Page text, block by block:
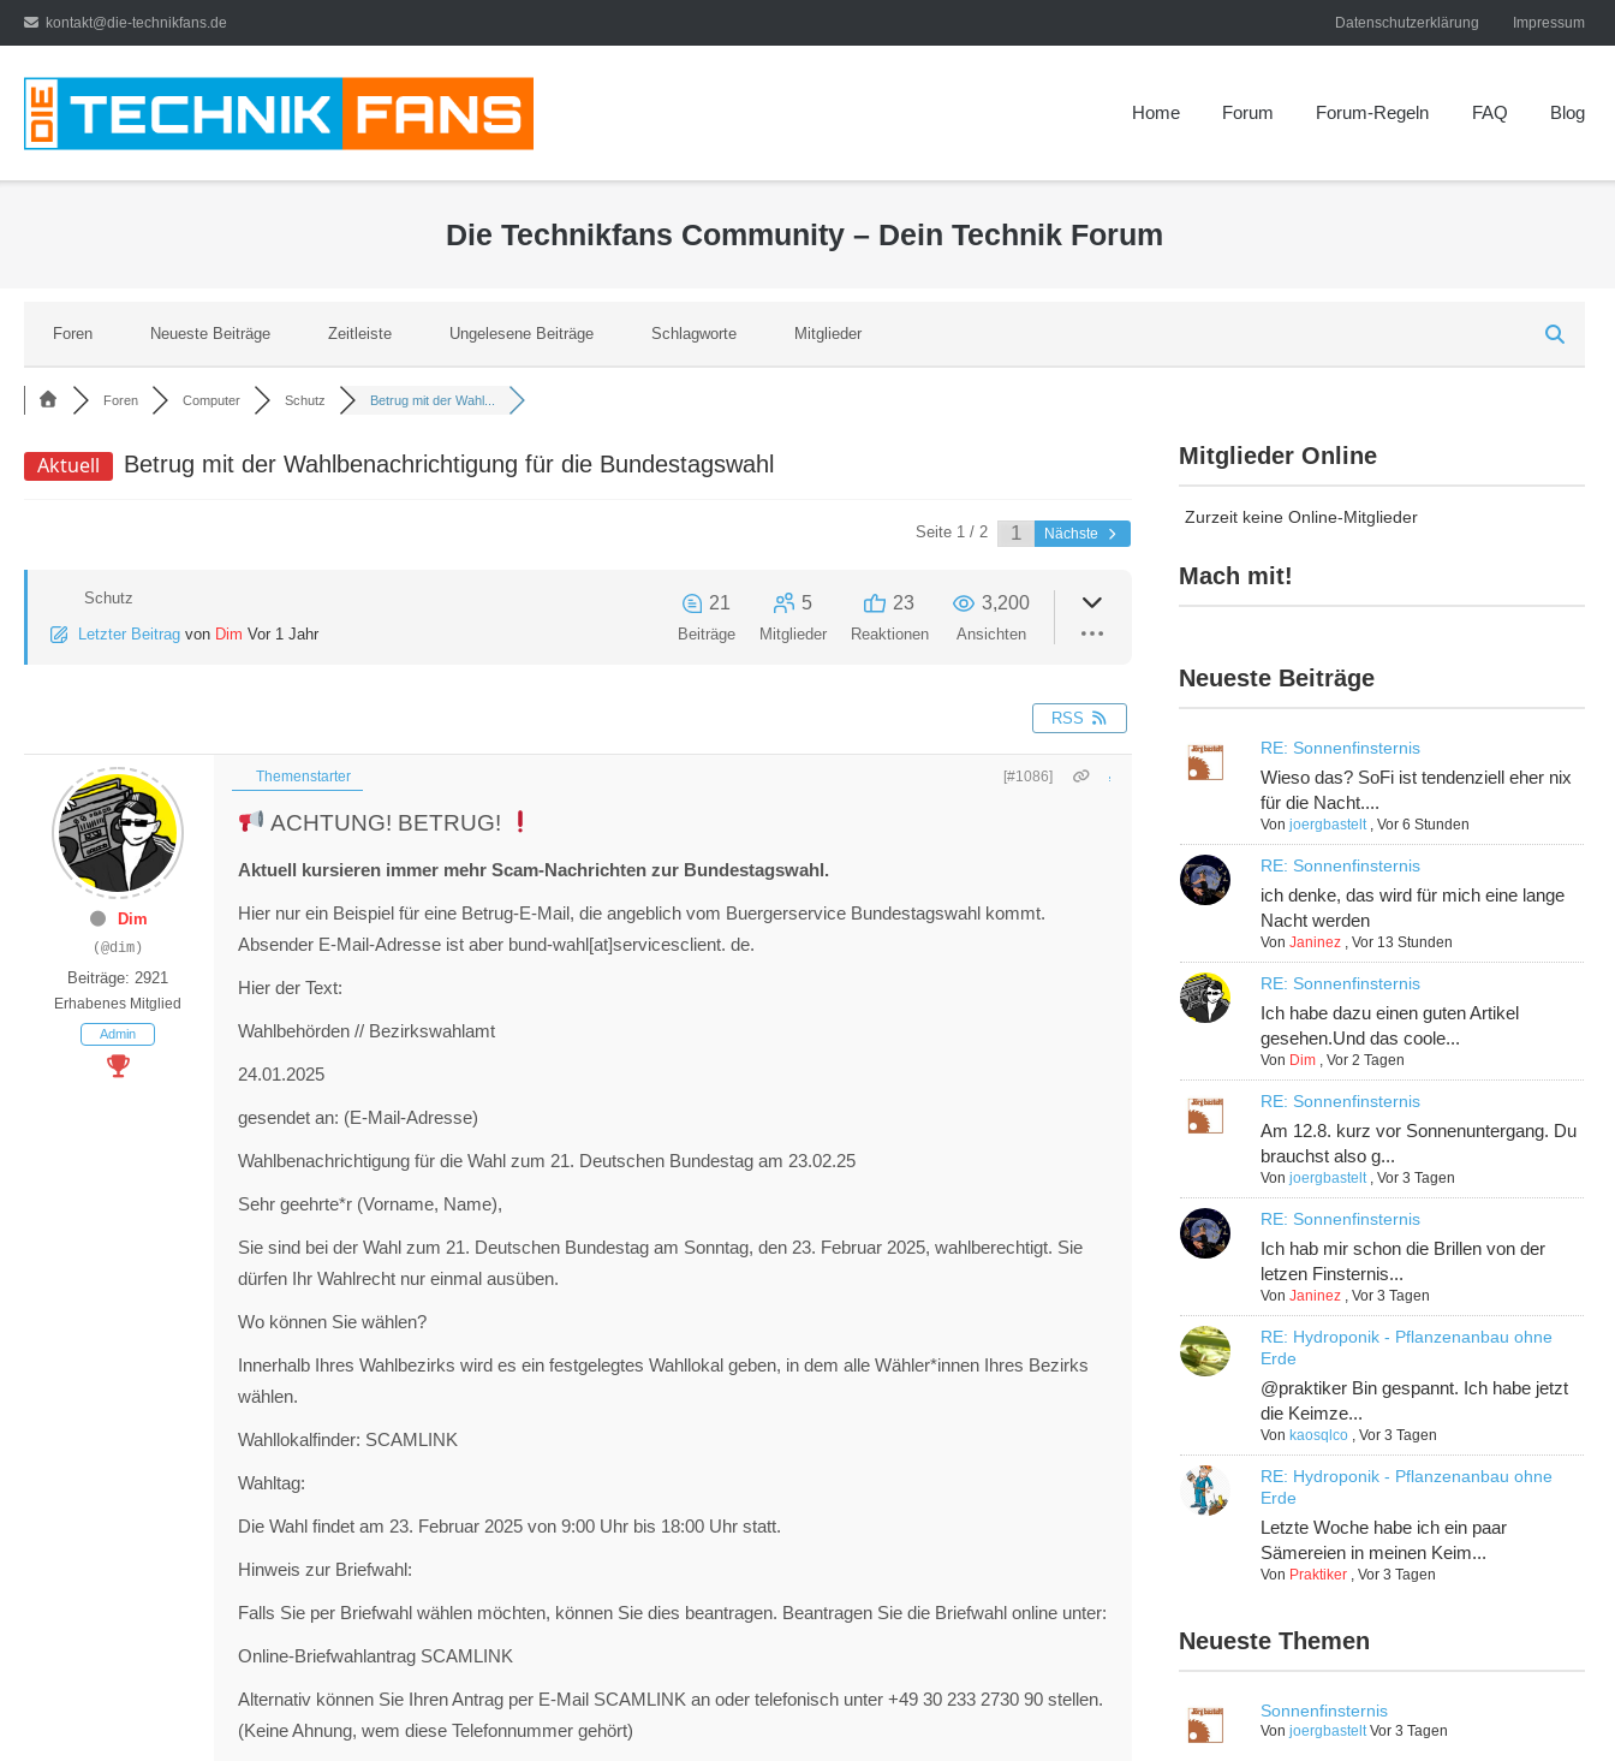
Direkt
zum
Inhalt
kontakt@die-technikfans.de Datenschutzerklärung Impressum
Home Forum Forum-Regeln FAQ Blog
Die Technikfans Community – Dein Technik Forum
Foren Neueste Beiträge Zeitleiste Ungelesene Beiträge Schlagworte Mitglieder
Foren Computer Schutz Betrug mit der Wahl...
Aktuell Betrug mit der Wahlbenachrichtigung für die Bundestagswahl
Seite 1 / 2 Nächste
Schutz
Letzter Beitrag von Dim Vor 1 Jahr
21
Beiträge
5
Mitglieder
23
Reaktionen
3,200
Ansichten
RSS
Dim
(@dim)
Beiträge: 2921
Erhabenes Mitglied
Admin
Themenstarter [#1086]
ACHTUNG! BETRUG!
Aktuell kursieren immer mehr Scam-Nachrichten zur Bundestagswahl.
Hier nur ein Beispiel für eine Betrug-E-Mail, die angeblich vom Buergerservice Bundestagswahl kommt.
Absender E-Mail-Adresse ist aber bund-wahl[at]servicesclient. de.
Hier der Text:
Wahlbehörden // Bezirkswahlamt
24.01.2025
gesendet an: (E-Mail-Adresse)
Wahlbenachrichtigung für die Wahl zum 21. Deutschen Bundestag am 23.02.25
Sehr geehrte*r (Vorname, Name),
Sie sind bei der Wahl zum 21. Deutschen Bundestag am Sonntag, den 23. Februar 2025, wahlberechtigt. Sie
dürfen Ihr Wahlrecht nur einmal ausüben.
Wo können Sie wählen?
Innerhalb Ihres Wahlbezirks wird es ein festgelegtes Wahllokal geben, in dem alle Wähler*innen Ihres Bezirks
wählen.
Wahllokalfinder: SCAMLINK
Wahltag:
Die Wahl findet am 23. Februar 2025 von 9:00 Uhr bis 18:00 Uhr statt.
Hinweis zur Briefwahl:
Falls Sie per Briefwahl wählen möchten, können Sie dies beantragen. Beantragen Sie die Briefwahl online unter:
Online-Briefwahlantrag SCAMLINK
Alternativ können Sie Ihren Antrag per E-Mail SCAMLINK an oder telefonisch unter +49 30 233 2730 90 stellen.
(Keine Ahnung, wem diese Telefonnummer gehört)
Mitglieder Online
Zurzeit keine Online-Mitglieder
Mach mit!
Neueste Beiträge
RE: Sonnenfinsternis
Wieso das? SoFi ist tendenziell eher nix
für die Nacht....
Vonjoergbastelt ,Vor 6 Stunden
RE: Sonnenfinsternis
ich denke, das wird für mich eine lange
Nacht werden
VonJaninez ,Vor 13 Stunden
RE: Sonnenfinsternis
Ich habe dazu einen guten Artikel
gesehen.Und das coole...
Von Dim ,Vor 2 Tagen
RE: Sonnenfinsternis
Am 12.8. kurz vor Sonnenuntergang. Du
brauchst also g...
Vonjoergbastelt ,Vor 3 Tagen
RE: Sonnenfinsternis
Ich hab mir schon die Brillen von der
letzen Finsternis...
VonJaninez ,Vor 3 Tagen
RE: Hydroponik - Pflanzenanbau ohne
Erde
@praktiker Bin gespannt. Ich habe jetzt
die Keimze...
Vonkaosqlco ,Vor 3 Tagen
RE: Hydroponik - Pflanzenanbau ohne
Erde
Letzte Woche habe ich ein paar
Sämereien in meinen Keim...
Von Praktiker ,Vor 3 Tagen
Neueste Themen
Sonnenfinsternis
Vonjoergbastelt Vor 3 Tagen